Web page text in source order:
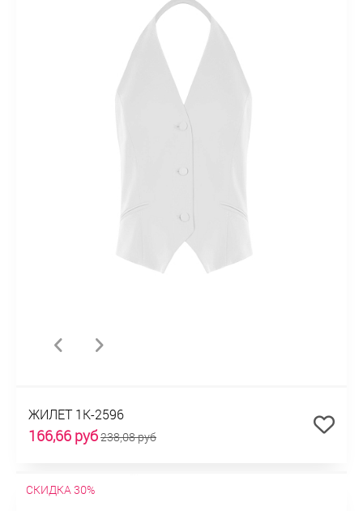
ЖИЛЕТ 1К-2596
166,66 руб238,08 руб
СКИДКА 30%